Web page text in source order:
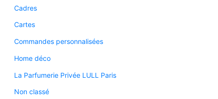
Cadres
Cartes
Commandes personnalisées
Home déco
La Parfumerie Privée LULL Paris
Non classé